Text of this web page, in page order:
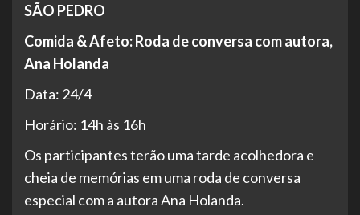
SÃO PEDRO
Comida & Afeto: Roda de conversa com autora,
Ana Holanda
Data: 24/4
Horário: 14h às 16h
Os participantes terão uma tarde acolhedora e
cheia de memórias em uma roda de conversa
especial com a autora Ana Holanda.